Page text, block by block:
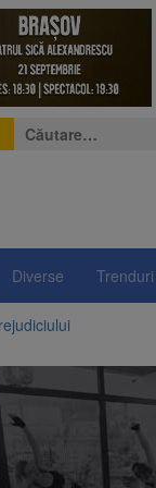
Caută
după:
Diverse Trenduri
platforme de gunoi
lei și termen de trei